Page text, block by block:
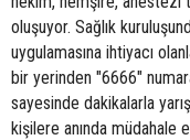
oluşuyor. Sağlık
uygulamasına ihtiyacı
bir yerinden "6666"
sayesinde dakikalarla
kişilere anında müdahale